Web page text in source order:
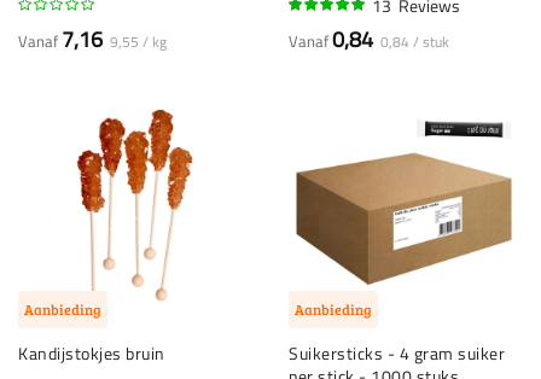
Vanaf 7,16 9,55 / kg
13 Reviews
Vanaf0,84 0,84 / stuk
Aanbieding
Kandijstokjes bruin
Aanbieding
Suikersticks - 4 gram suiker